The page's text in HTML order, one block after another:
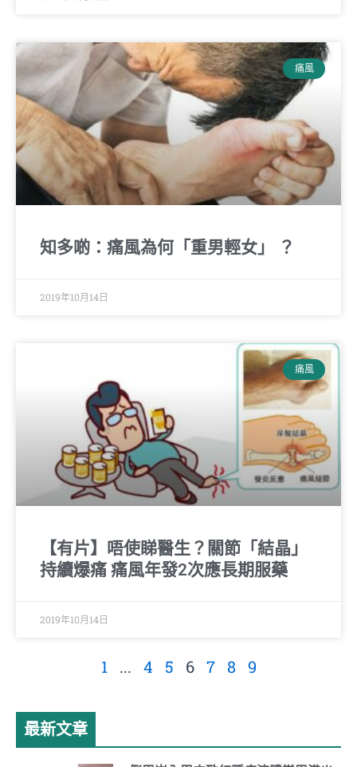
痛風
知多啲：痛風為何「重男輕女」 ？
2019年10月14日
痛風
【有片】唔使睇醫生？關節「結晶」
持續爆痛 痛風年發2次應長期服藥
2019年10月14日
1 ... 4 5 6 7 8 9
最新文章